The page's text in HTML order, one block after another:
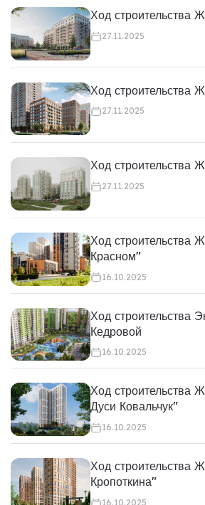
Ход строительства
27.11.2025
Ход строительства
27.11.2025
Ход строительства
27.11.2025
Ход строительства
Красном"
16.10.2025
Ход строительства
Кедровой
16.10.2025
Ход строительства
Дуси Ковальчук"
16.10.2025
Ход строительства
Кропоткина"
16.10.2025